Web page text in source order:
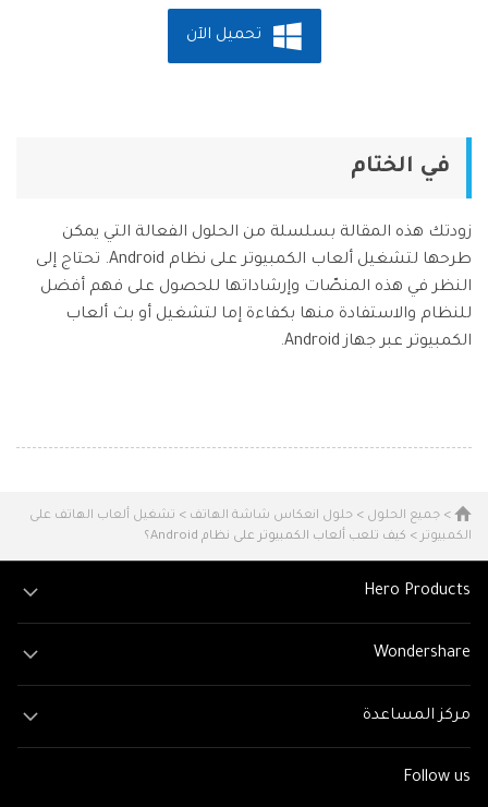
تحميل الآن
في الختام
زودتك هذه المقالة بسلسلة من الحلول الفعالة التي يمكن
طرحها لتشغيل ألعاب الكمبيوتر على نظام Android. تحتاج إلى
النظر في هذه المنصّات وإرشاداتها للحصول على فهم أفضل
للنظام والاستفادة منها بكفاءة إما لتشغيل أو بث ألعاب
الكمبيوتر عبر جهاز Android.
> جميع الحلول > حلول انعكاس شاشة الهاتف > تشغيل ألعاب الهاتف على
الكمبيوتر > كيف تلعب ألعاب الكمبيوتر على نظام Android؟
Hero Products
Wondershare
مركز المساعدة
Follow us